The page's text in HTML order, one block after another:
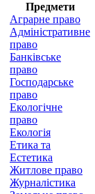
Предмети
Аграрне право
Адміністративне
право
Банківське
право
Господарське
право
Екологічне
право
Екологія
Етика та
Естетика
Житлове право
Журналістика